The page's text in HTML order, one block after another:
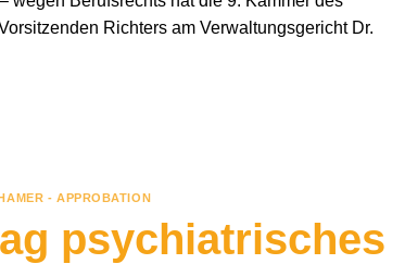
Richters am Verwaltungsgericht Dr.
- APPROBATION
psychiatrisches